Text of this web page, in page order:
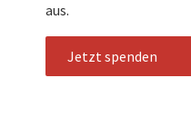
aus.
Jetzt spenden